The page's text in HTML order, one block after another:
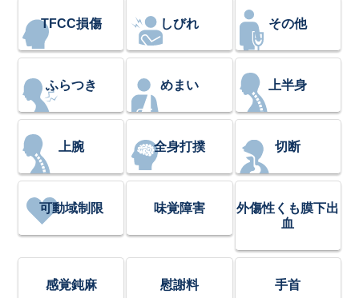
TFCC損傷 しびれ その他
ふらつき めまい 上半身
上腕 全身打撲 切断
可動域制限 味覚障害
外傷性くも膜下出
血
感覚鈍麻 慰謝料 手首